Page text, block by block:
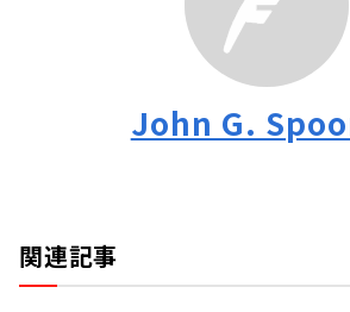
John G.
関連記事